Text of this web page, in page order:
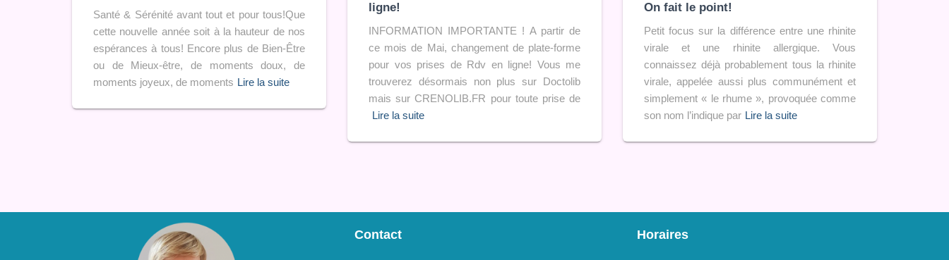
Santé & Sérénité avant tout et pour tous!Que
cette nouvelle année soit à la hauteur de nos
espérances à tous! Encore plus de Bien-Être
ou de Mieux-être, de moments doux, de
moments joyeux, de moments Lire la suite
ligne!
INFORMATION IMPORTANTE ! A partir de
ce mois de Mai, changement de plate-forme
pour vos prises de Rdv en ligne! Vous me
trouverez désormais non plus sur Doctolib
mais sur CRENOLIB.FR pour toute prise de
Lire la suite
On fait le point!
Petit focus sur la différence entre une rhinite
virale et une rhinite allergique. Vous
connaissez déjà probablement tous la rhinite
virale, appelée aussi plus communément et
simplement « le rhume », provoquée comme
son nom l’indique par Lire la suite
Contact Horaires